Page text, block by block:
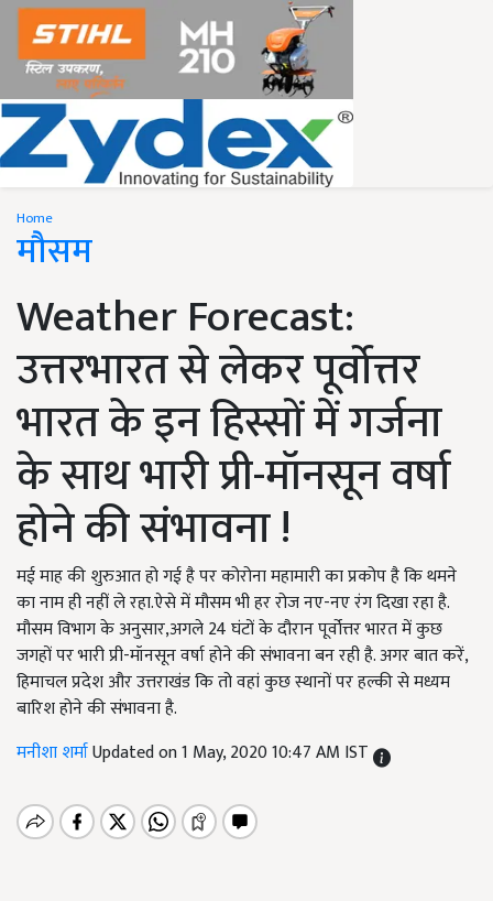
Home
मौसम
Weather Forecast:
उत्तरभारत से लेकर पूर्वोत्तर
भारत के इन हिस्सों में गर्जना
के साथ भारी प्री-मॉनसून वर्षा
होने की संभावना !
मई माह की शुरुआत हो गई है पर कोरोना महामारी का प्रकोप है कि थमने
का नाम ही नहीं ले रहा.ऐसे में मौसम भी हर रोज नए-नए रंग दिखा रहा है.
मौसम विभाग के अनुसार,अगले 24 घंटों के दौरान पूर्वोत्तर भारत में कुछ
जगहों पर भारी प्री-मॉनसून वर्षा होने की संभावना बन रही है. अगर बात करें,
हिमाचल प्रदेश और उत्तराखंड कि तो वहां कुछ स्थानों पर हल्की से मध्यम
बारिश होने की संभावना है.
मनीशा शर्माUpdated on 1 May, 2020 10:47 AM IST